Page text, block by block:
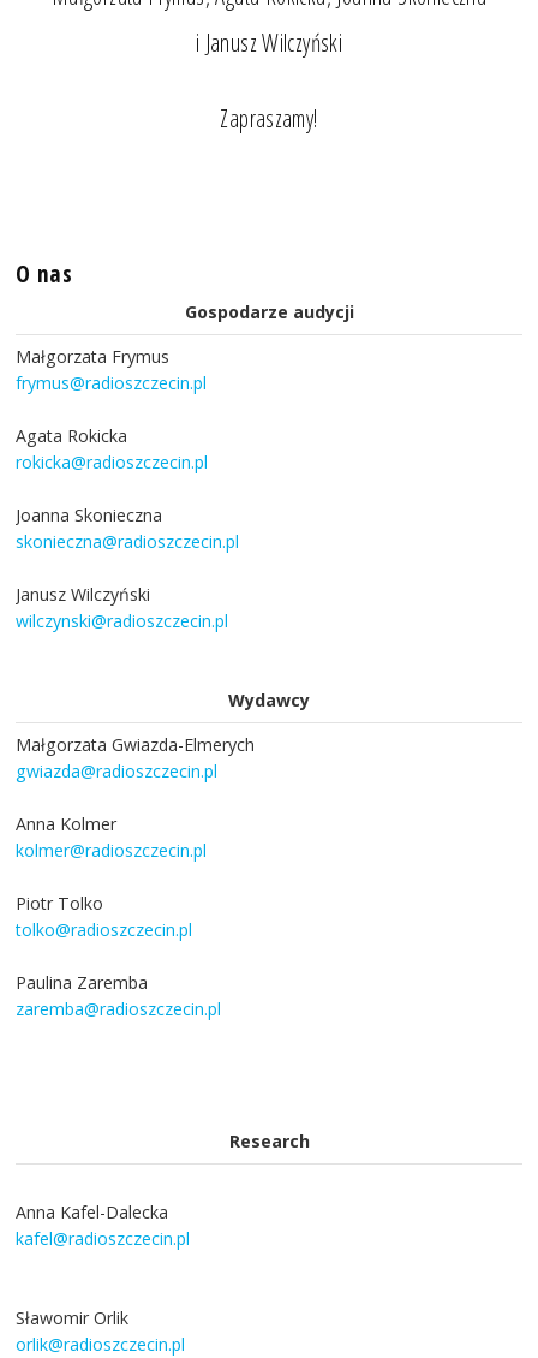
i Janusz Wilczyński
Zapraszamy!
O nas
Gospodarze audycji
Małgorzata Frymus
frymus@radioszczecin.pl
Agata Rokicka
rokicka@radioszczecin.pl
Joanna Skonieczna
skonieczna@radioszczecin.pl
Janusz Wilczyński
wilczynski@radioszczecin.pl
Wydawcy
Małgorzata Gwiazda-Elmerych
gwiazda@radioszczecin.pl
Anna Kolmer
kolmer@radioszczecin.pl
Piotr Tolko
tolko@radioszczecin.pl
Paulina Zaremba
zaremba@radioszczecin.pl
Research
Anna Kafel-Dalecka
kafel@radioszczecin.pl
Sławomir Orlik
orlik@radioszczecin.pl